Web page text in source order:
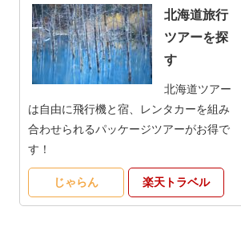
北海道旅行
ツアーを探
す
北海道ツアー
は自由に飛行機と宿、レンタカーを組み
合わせられるパッケージツアーがお得で
す！
じゃらん 楽天トラベル